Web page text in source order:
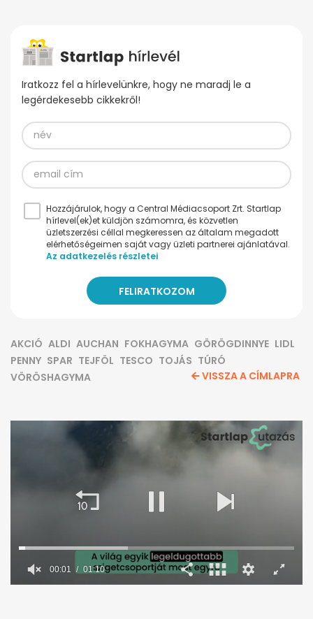
Iratkozz fel a hírlevelünkre, hogy ne maradj le a
legérdekesebb cikkekről!
Hozzájárulok, hogy a Central Médiacsoport Zrt. Startlap
hírlevel(ek)et küldjön számomra, és közvetlen
üzletszerzési céllal megkeressen az általam megadott
elérhetőségeimen saját vagy üzleti partnerei ajánlatával.
Az adatkezelés részletei
AKCIÓ ALDI AUCHAN FOKHAGYMA GÖRÖGDINNYE LIDL
PENNY SPAR TEJFÖL TESCO TOJÁS TÚRÓ
VÖRÖSHAGYMA
VISSZA A CÍMLAPRA